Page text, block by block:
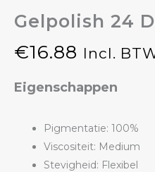
Gelpolish 24
€16.88 Incl.
Eigenschappen
Pigmentatie: 100%
Viscositeit: Medium
Stevigheid: Flexibel